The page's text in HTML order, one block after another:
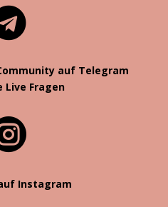
auf Telegram
Live Fragen
Instagram